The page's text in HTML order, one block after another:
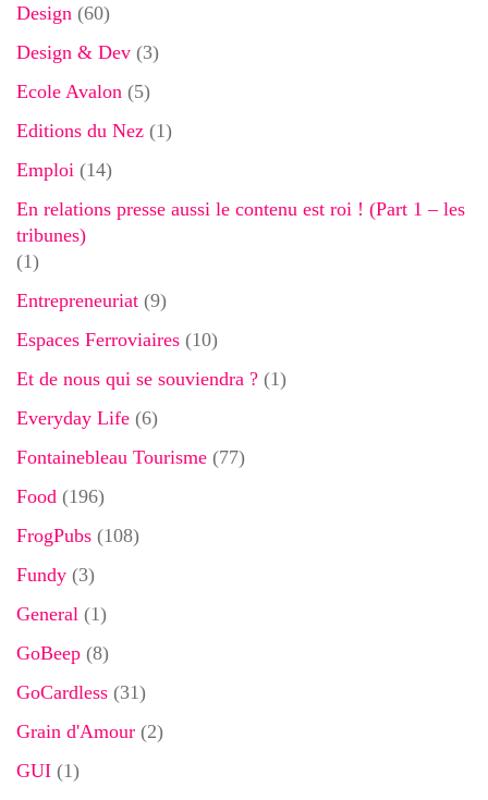
Design (60)
Design & Dev (3)
Ecole Avalon (5)
Editions du Nez (1)
Emploi (14)
En relations presse aussi le contenu est roi ! (Part 1 – les
tribunes)
(1)
Entrepreneuriat (9)
Espaces Ferroviaires (10)
Et de nous qui se souviendra ? (1)
Everyday Life (6)
Fontainebleau Tourisme (77)
Food (196)
FrogPubs (108)
Fundy (3)
General (1)
GoBeep (8)
GoCardless (31)
Grain d'Amour (2)
GUI (1)